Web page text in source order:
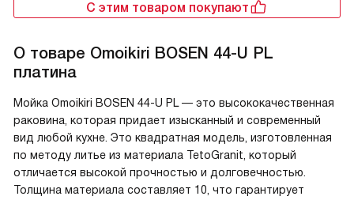
С этим товаром покупают
О товаре Omoikiri BOSEN 44-U PL
платина
Мойка Omoikiri BOSEN 44-U PL — это высококачественная
раковина, которая придает изысканный и современный
вид любой кухне. Это квадратная модель, изготовленная
по методу литье из материала TetoGranit, который
отличается высокой прочностью и долговечностью.
Толщина материала составляет 10, что гарантирует